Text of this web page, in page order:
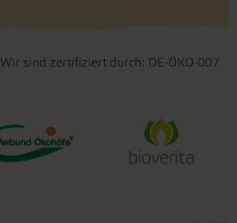
Wir sind zertifiziert durch: DE-ÖKO-007